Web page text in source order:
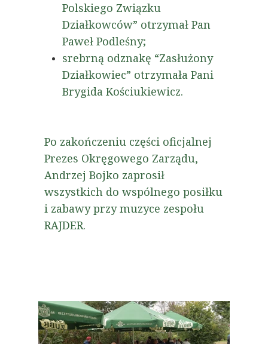
Polskiego Związku
Działkowców” otrzymał Pan
Paweł Podleśny;
srebrną odznakę “Zasłużony
Działkowiec” otrzymała Pani
Brygida Kościukiewicz.
Po zakończeniu części oficjalnej
Prezes Okręgowego Zarządu,
Andrzej Bojko zaprosił
wszystkich do wspólnego posiłku
i zabawy przy muzyce zespołu
RAJDER.